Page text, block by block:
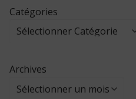
Catégories
Archives